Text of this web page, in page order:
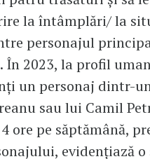
la întâmplări/ la
personajul
2023, la profil
un personaj dintr-
sau lui Camil
ore pe săptămână,
evidențiază